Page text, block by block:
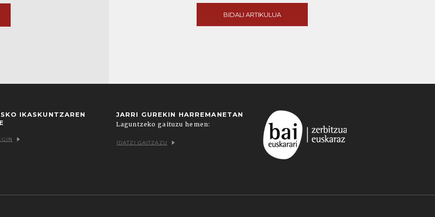
BIDALI ARTIKULUA
IKASKUNTZAREN
JARRI GUREKIN HARREMANETAN
Laguntzeko gaituzu hemen:
IDATZI GAITZAZU